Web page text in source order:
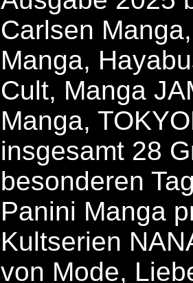
Carlsen
Manga,
Cult, Manga
Manga,
insgesamt 28
besonderen
Panini Manga
Kultserien
von Mode,